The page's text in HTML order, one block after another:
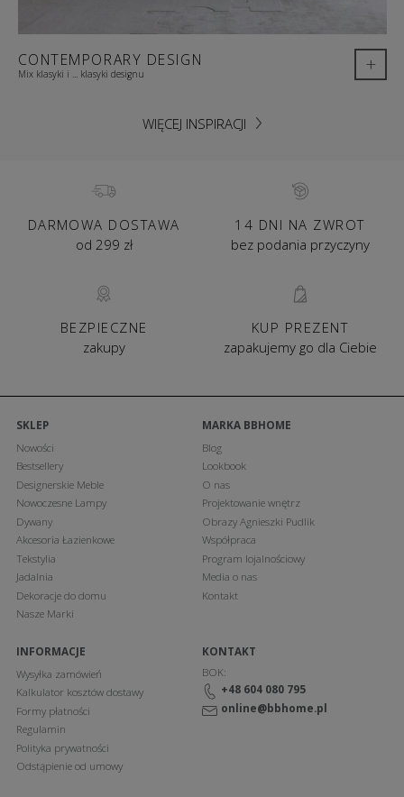
CONTEMPORARY DESIGN
Mix klasyki i ... klasyki designu +
WIĘCEJ INSPIRACJI
DARMOWA DOSTAWA
od 299 zł
14 DNI NA ZWROT
bez podania przyczyny
BEZPIECZNE
zakupy
KUP PREZENT
zapakujemy go dla Ciebie
SKLEP
Nowości
Bestsellery
Designerskie Meble
Nowoczesne Lampy
Dywany
Akcesoria Łazienkowe
Tekstylia
Jadalnia
Dekoracje do domu
Nasze Marki
MARKA BBHOME
Blog
Lookbook
O nas
Projektowanie wnętrz
Obrazy Agnieszki Pudlik
Współpraca
Program lojalnościowy
Media o nas
Kontakt
INFORMACJE
Wysyłka zamówień
Kalkulator kosztów dostawy
Formy płatności
Regulamin
Polityka prywatności
Odstąpienie od umowy
KONTAKT
BOK:
+48 604 080 795
online@bbhome.pl